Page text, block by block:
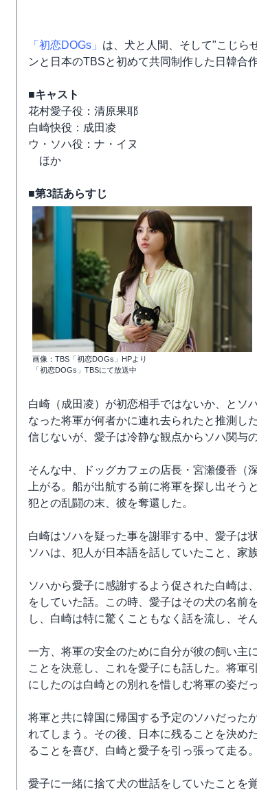
「初恋DOGs」 は、犬と人間、そして"こじら
ンと日本のTBSと初めて共同制作した日韓合
■キャスト
花村愛子役：清原果耶
白崎快役：成田凌
ウ・ソハ役：ナ・イヌ
ほか
■第3話あらすじ
画像：TBS「初恋DOGs」HPより
「初恋DOGs」TBSにて放送中
白崎（成田凌）が初恋相手ではないか、とソ
なった将軍が何者かに連れ去られたと推測し
信じないが、愛子は冷静な観点からソハ関与
そんな中、ドッグカフェの店長・宮瀬優香（
上がる。船が出航する前に将軍を探し出そ
犯との乱闘の末、彼を奪還した。
白崎はソハを疑った事を謝罪する中、愛子は
ソハは、犯人が日本語を話していたこと、家
ソハから愛子に感謝するよう促された白崎は
をしていた話。この時、愛子はその犬の名前
し、白崎は特に驚くこともなく話を流し、そ
一方、将軍の安全のために自分が彼の飼い主
ことを決意し、これを愛子にも話した。将軍
にしたのは白崎との別れを惜しむ将軍の姿だっ
将軍と共に韓国に帰国する予定のソハだった
れてしまう。その後、日本に残ることを決め
ることを喜び、白崎と愛子を引っ張って走る。
愛子に一緒に捨て犬の世話をしていたことを